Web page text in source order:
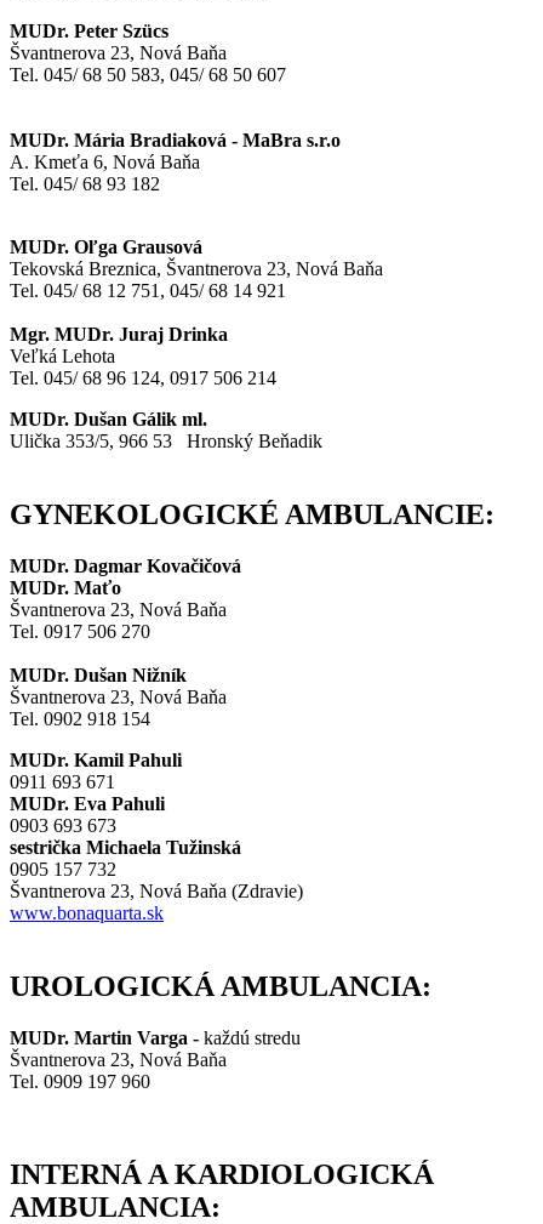
MUDr. Peter Szücs
Švantnerova 23, Nová Baňa
Tel. 045/ 68 50 583, 045/ 68 50 607
MUDr. Mária Bradiaková - MaBra s.r.o
A. Kmeťa 6, Nová Baňa
Tel. 045/ 68 93 182
MUDr. Oľga Grausová
Tekovská Breznica, Švantnerova 23, Nová Baňa
Tel. 045/ 68 12 751, 045/ 68 14 921
Mgr. MUDr. Juraj Drinka
Veľká Lehota
Tel. 045/ 68 96 124, 0917 506 214
MUDr. Dušan Gálik ml.
Ulička 353/5, 966 53 Hronský Beňadik
GYNEKOLOGICKÉ AMBULANCIE:
MUDr. Dagmar Kovačičová
MUDr. Maťo
Švantnerova 23, Nová Baňa
Tel. 0917 506 270
MUDr. Dušan Nižník
Švantnerova 23, Nová Baňa
Tel. 0902 918 154
MUDr. Kamil Pahuli
0911 693 671
MUDr. Eva Pahuli
0903 693 673
sestrička Michaela Tužinská
0905 157 732
Švantnerova 23, Nová Baňa (Zdravie)
www.bonaquarta.sk
UROLOGICKÁ AMBULANCIA:
MUDr. Martin Varga - každú stredu
Švantnerova 23, Nová Baňa
Tel. 0909 197 960
INTERNÁ A KARDIOLOGICKÁ
AMBULANCIA: